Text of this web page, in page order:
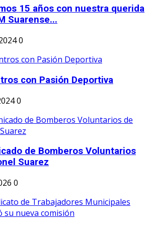
15 años con nuestra querida
Suarense...
0
con Pasión Deportiva
0
de Bomberos Voluntarios
Suarez
0